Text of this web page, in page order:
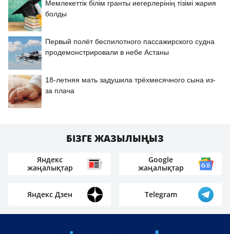
Мемлекеттік білім гранты иегерлерінің тізімі жария
болды
Первый полёт беспилотного пассажирского судна
продемонстрировали в небе Астаны
18-летняя мать задушила трёхмесячного сына из-
за плача
БІЗГЕ ЖАЗЫЛЫҢЫЗ
Яндекс
жаңалықтар
Google
жаңалықтар
Яндекс Дзен Telegram